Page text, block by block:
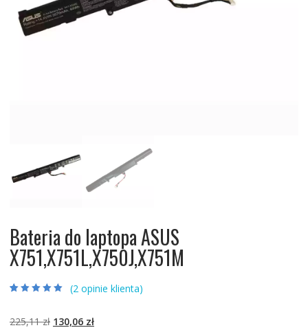
Bateria do laptopa ASUS
X751,X751L,X750J,X751M
podstawie
klientów
(2opinie klienta)
225,11zł Pierwotna
130,06 złAktualna